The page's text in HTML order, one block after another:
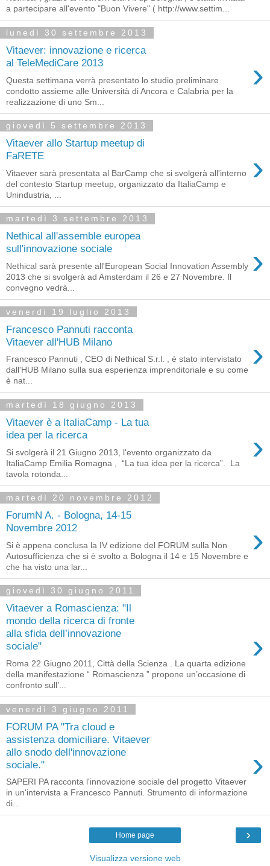
a partecipare all'evento "Buon Vivere" ( http://www.settim...
lunedì 30 settembre 2013
Vitaever: innovazione e ricerca
al TeleMediCare 2013
›
Questa settimana verrà presentato lo studio preliminare
condotto assieme alle Università di Ancora e Calabria per la
realizzazione di uno Sm...
giovedì 5 settembre 2013
Vitaever allo Startup meetup di
FaRETE
›
Vitaever sarà presentata al BarCamp che si svolgerà all'interno
del contesto Startup meetup, organizzato da ItaliaCamp e
Unindustria, ...
martedì 3 settembre 2013
Nethical all'assemble europea
sull'innovazione sociale
›
Nethical sarà presente all'European Social Innovation Assembly
2013 che si svolgerà ad Amsterdam il 26 e 27 Novembre. Il
convegno vedrà...
venerdì 19 luglio 2013
Francesco Pannuti racconta
Vitaever all'HUB Milano
›
Francesco Pannuti , CEO di Nethical S.r.l. , è stato intervistato
dall'HUB Milano sulla sua esperienza imprenditoriale e su come
è nat...
martedì 18 giugno 2013
Vitaever è a ItaliaCamp - La tua
idea per la ricerca
›
Si svolgerà il 21 Giugno 2013, l'evento organizzato da
ItaliaCamp Emilia Romagna , “La tua idea per la ricerca”. La
tavola rotonda...
martedì 20 novembre 2012
ForumN A. - Bologna, 14-15
Novembre 2012
›
Si è appena conclusa la IV edizione del FORUM sulla Non
Autosufficienza che si è svolto a Bologna il 14 e 15 Novembre e
che ha visto una lar...
giovedì 30 giugno 2011
Vitaever a Romascienza: "Il
mondo della ricerca di fronte
alla sfida dell’innovazione
sociale"
›
Roma 22 Giugno 2011, Città della Scienza . La quarta edizione
della manifestazione “ Romascienza ” propone un’occasione di
confronto sull’...
venerdì 3 giugno 2011
FORUM PA "Tra cloud e
assistenza domiciliare. Vitaever
allo snodo dell'innovazione
sociale."
›
SAPERI PA racconta l'innovazione sociale del progetto Vitaever
in un'intervista a Francesco Pannuti. Strumento di informazione
di...
›
Home page
Visualizza versione web